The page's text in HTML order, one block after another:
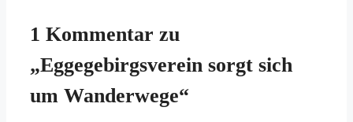
1 Kommentar zu
„Eggegebirgsverein sorgt sich
um Wanderwege“